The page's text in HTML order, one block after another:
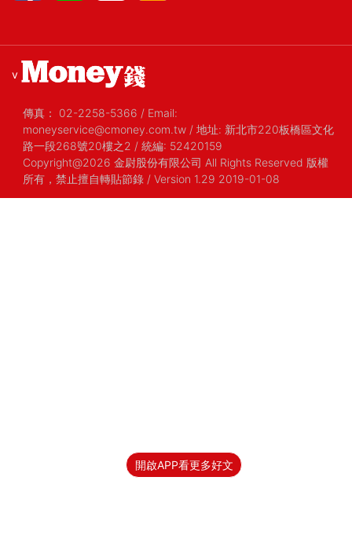
開啟APP看更多好文
v
傳真： 02-2258-5366 / Email:
moneyservice@cmoney.com.tw / 地址: 新北市220板橋區文化
路一段268號20樓之2 / 統編: 52420159
Copyright@2026 金尉股份有限公司 All Rights Reserved 版權
所有，禁止擅自轉貼節錄 / Version 1.29 2019-01-08